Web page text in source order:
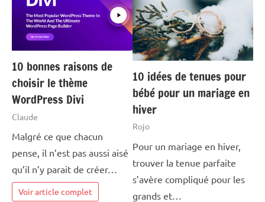
10 bonnes raisons de
choisir le thème
WordPress Divi
Claude
Malgré ce que chacun
pense, il n’est pas aussi aisé
qu’il n’y parait de créer…
Voir article complet
10 idées de tenues pour
bébé pour un mariage en
hiver
Rojo
Pour un mariage en hiver,
trouver la tenue parfaite
s’avère compliqué pour les
grands et…